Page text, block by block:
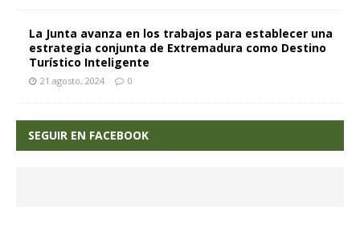
La Junta avanza en los trabajos para establecer una
estrategia conjunta de Extremadura como Destino
Turístico Inteligente
21 agosto, 2024 0
SEGUIR EN FACEBOOK